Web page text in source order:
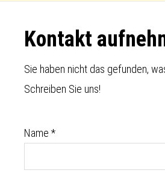
Footer
Kontakt
Sie haben nicht das gefunden,
Schreiben Sie uns!
Name *